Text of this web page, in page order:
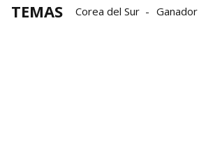
TEMAS Corea del Sur Ganador